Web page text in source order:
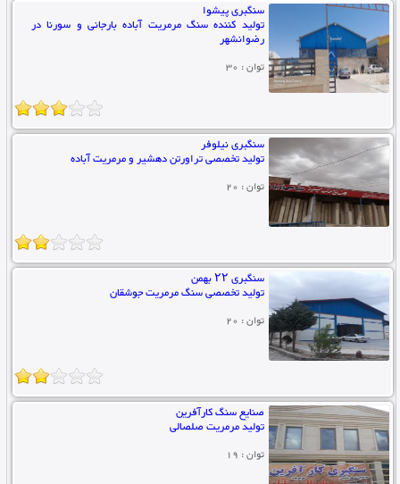
سنگبری پیشوا
تولید کننده سنگ مرمریت آباده بارجانی و سورنا در
رضوانشهر
توان : 30
سنگبری نیلوفر
تولید تخصصی تراورتن دهشیر و مرمریت آباده
توان : 20
سنگبری ۲۲ بهمن
تولید تخصصی سنگ مرمریت جوشقان
توان : 20
صنایع سنگ کارآفرین
تولید مرمریت صلصالی
توان : 19